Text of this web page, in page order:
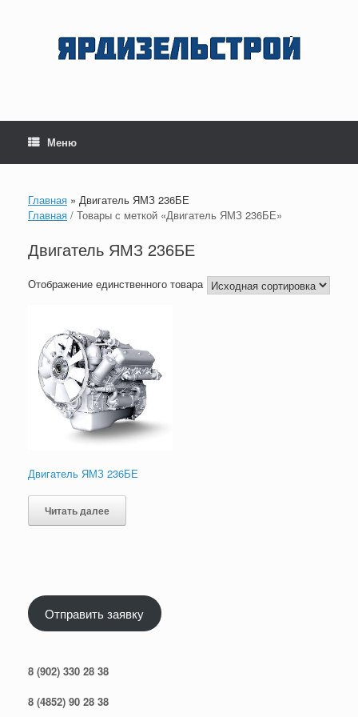
содержанию
Меню
Главная » Двигатель ЯМЗ 236БЕ
Главная / Товары с меткой «Двигатель ЯМЗ 236БЕ»
Двигатель ЯМЗ 236БЕ
Отображение единственного товара
Двигатель ЯМЗ 236БЕ
Читать далее
Отправить заявку
8 (902) 330 28 38
8 (4852) 90 28 38